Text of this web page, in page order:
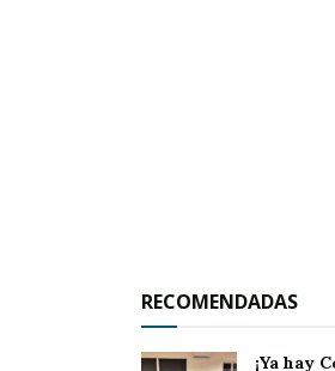
tema que seguramente
beneficios para las familias
pesca y la acuacultura su
RECOMENDADAS
¡Ya hay